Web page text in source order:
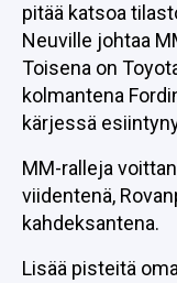
pitää katsoa
Neuville johtaa
Toisena on
kolmantena
kärjessä
MM-ralleja
viidentenä,
kahdeksantena.
Lisää pisteitä